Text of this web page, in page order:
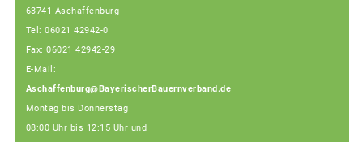
63741 Aschaffenburg
Tel: 06021 42942-0
Fax: 06021 42942-29
E-Mail:
Aschaffenburg@BayerischerBauernverband.de
Montag bis Donnerstag
08:00 Uhr bis 12:15 Uhr und